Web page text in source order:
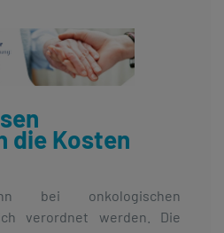
die Kosten
bei onkologischen
verordnet werden. Die